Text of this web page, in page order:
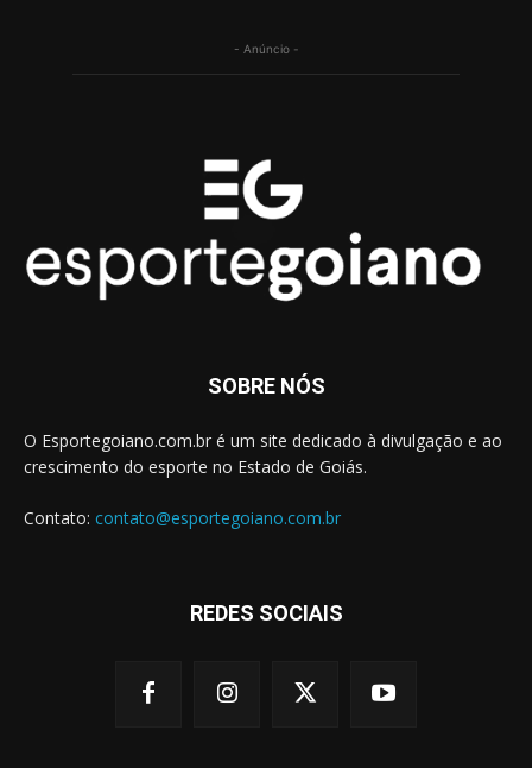
- Anúncio -
SOBRE NÓS
O Esportegoiano.com.br é um site dedicado à divulgação e ao
crescimento do esporte no Estado de Goiás.
Contato: contato@esportegoiano.com.br
REDES SOCIAIS